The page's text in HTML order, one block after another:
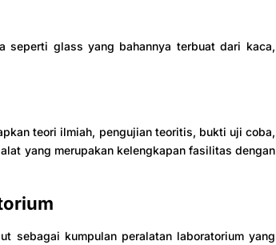
seperti glass yang bahannya terbuat dari kaca,
teori ilmiah, pengujian teoritis, bukti uji coba,
yang merupakan kelengkapan fasilitas dengan
sebagai kumpulan peralatan laboratorium yang